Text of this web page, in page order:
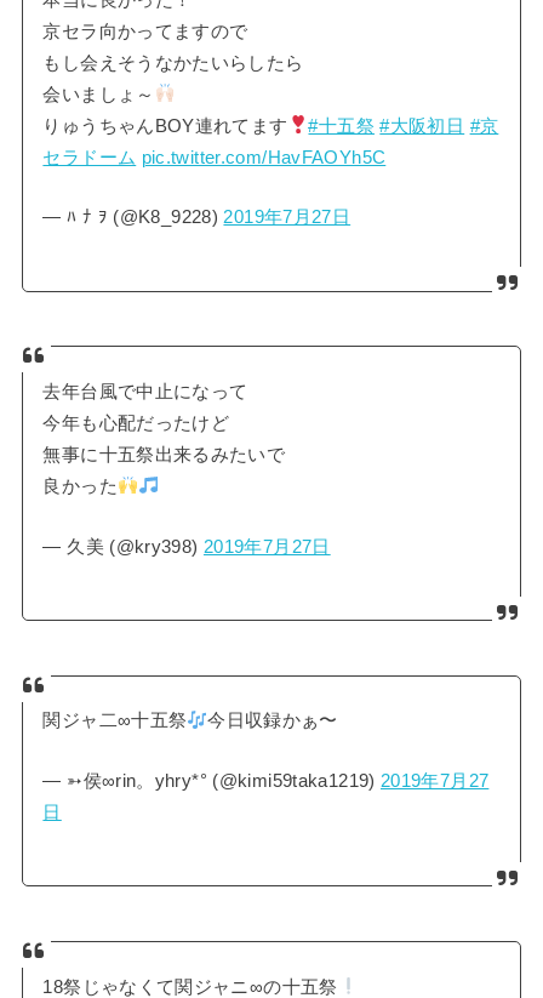
京セラ向かってますので
もし会えそうなかたいらしたら
会いましょ～
りゅうちゃんBOY連れてます
#十五祭 #大阪初日 #京
セラドーム pic.twitter.com/HavFAOYh5C
— ﾊ ﾅ ｦ (@K8_9228)2019年7月27日
去年台風で中止になって
今年も心配だったけど
無事に十五祭出来るみたいで
良かった
— 久美 (@kry398) 2019年7月27日
関ジャ二∞十五祭 今日収録かぁ〜
— ➳侯∞rin。yhry*° (@kimi59taka1219) 2019年7月27
日
18祭じゃなくて関ジャニ∞の十五祭